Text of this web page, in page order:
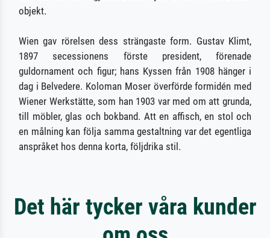
objekt.
Wien gav rörelsen dess strängaste form. Gustav Klimt,
1897 secessionens förste president, förenade
guldornament och figur; hans Kyssen från 1908 hänger i
dag i Belvedere. Koloman Moser överförde formidén med
Wiener Werkstätte, som han 1903 var med om att grunda,
till möbler, glas och bokband. Att en affisch, en stol och
en målning kan följa samma gestaltning var det egentliga
anspråket hos denna korta, följdrika stil.
Det här tycker våra kunder